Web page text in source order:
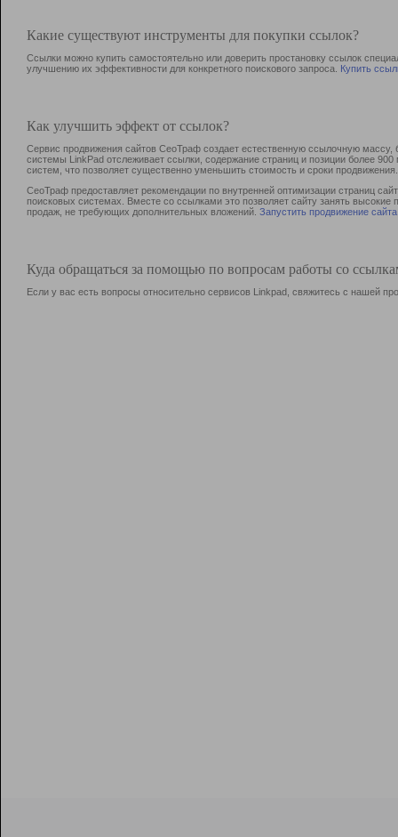
Какие существуют инструменты для покупки ссылок?
Ссылки можно купить самостоятельно или доверить простановку ссылок
улучшению их эффективности для конкретного поискового запроса. Купить
Как улучшить эффект от ссылок?
Сервис продвижения сайтов СеоТраф создает естественную ссылочную
системы LinkPad отслеживает ссылки, содержание страниц и позиции более
систем, что позволяет существенно уменьшить стоимость и сроки продвижения.
СеоТраф предоставляет рекомендации по внутренней оптимизации страниц
поисковых системах. Вместе со ссылками это позволяет сайту занять
продаж, не требующих дополнительных вложений. Запустить продвижение сайта
Куда обращаться за помощью по вопросам работы со
Если у вас есть вопросы относительно сервисов Linkpad, свяжитесь с нашей